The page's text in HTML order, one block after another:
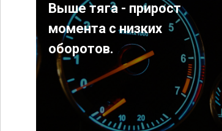
Выше тяга - прирост
момента с низких
оборотов.